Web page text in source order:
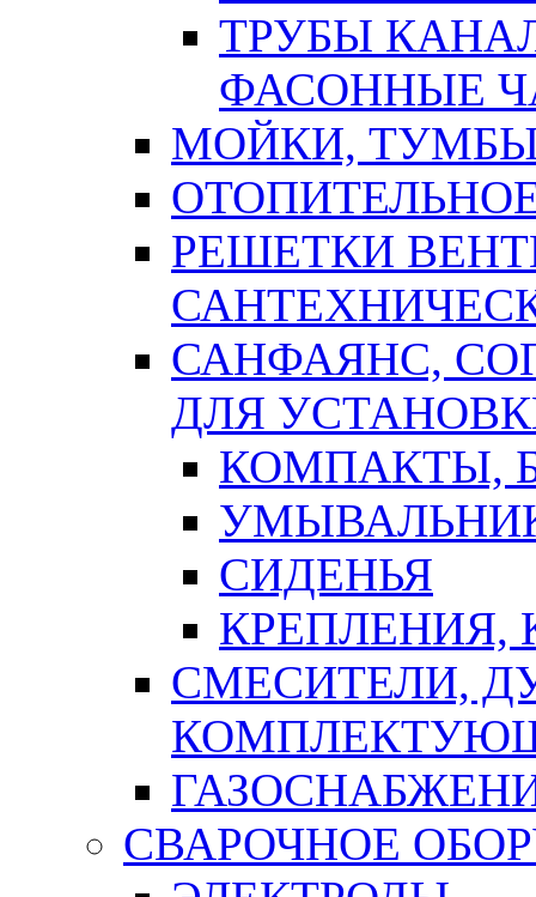
ТРУБЫ
ФАСОННЫЕ
МОЙКИ,
РЕШЕТКИ
САНФАЯНС,
ДЛЯ
КОМПАКТЫ,
СИДЕНЬЯ
СМЕСИТЕЛИ,
СВАРОЧНОЕ